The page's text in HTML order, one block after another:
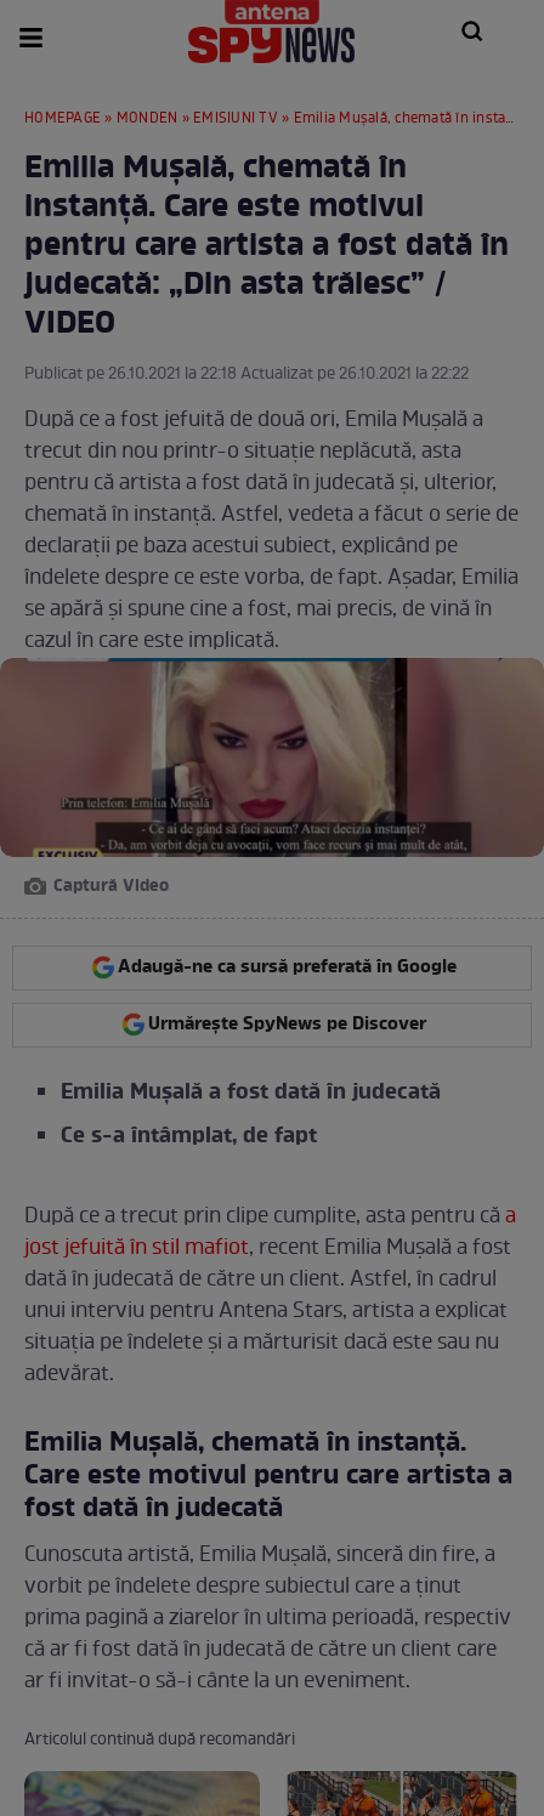
HOMEPAGE » MONDEN » EMISIUNI TV » Emilia Mușală, chemată în instanță. Care este motivul pentru care artista a fost dată în judecată: „Din asta trăiesc” / VIDEO
Emilia Mușală, chemată în
instanță. Care este motivul
pentru care artista a fost dată în
judecată: „Din asta trăiesc” /
VIDEO
Publicat pe 26.10.2021 la 22:18 Actualizat pe 26.10.2021 la 22:22
După ce a fost jefuită de două ori, Emila Mușală a
trecut din nou printr-o situație neplăcută, asta
pentru că artista a fost dată în judecată și, ulterior,
chemată în instanță. Astfel, vedeta a făcut o serie de
declarații pe baza acestui subiect, explicând pe
îndelete despre ce este vorba, de fapt. Așadar, Emilia
se apără și spune cine a fost, mai precis, de vină în
cazul în care este implicată.
Captură Video
Adaugă-ne ca sursă preferată în Google
Urmărește SpyNews pe Discover
Emilia Mușală a fost dată în judecată
Ce s-a întâmplat, de fapt
După ce a trecut prin clipe cumplite, asta pentru căa
jost jefuită în stil mafiot, recent Emilia Mușală a fost
dată în judecată de către un client. Astfel, în cadrul
unui interviu pentru Antena Stars, artista a explicat
situația pe îndelete și a mărturisit dacă este sau nu
adevărat.
Emilia Mușală, chemată în instanță.
Care este motivul pentru care artista a
fost dată în judecată
Cunoscuta artistă, Emilia Mușală, sinceră din fire, a
vorbit pe îndelete despre subiectul care a ținut
prima pagină a ziarelor în ultima perioadă, respectiv
că ar fi fost dată în judecată de către un client care
ar fi invitat-o să-i cânte la un eveniment.
Articolul continuă după recomandări